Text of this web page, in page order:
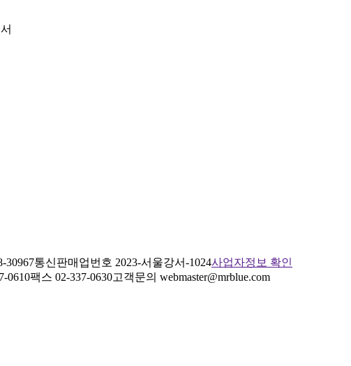
30967통신판매업번호 2023-서울강서-1024사업자정보 확인
0610팩스 02-337-0630고객문의 webmaster@mrblue.com